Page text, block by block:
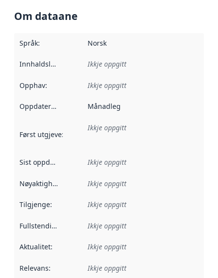
Om dataane
Språk: Norsk
Innhaldsleverandørar :
Ikkje oppgitt
Opphav: Ikkje oppgitt
Oppdateringsfrekvens :
Månadleg
Først utgjeve: Denne datoen seier når dataa i dette
Ikkje oppgitt
Sist oppdatert Ikkje oppgitt
Nøyaktigheit Ikkje oppgitt
Tilgjenge: Ikkje oppgitt
Fullstendigheit Ikkje oppgitt
Aktualitet: Ikkje oppgitt
Relevans: Ikkje oppgitt